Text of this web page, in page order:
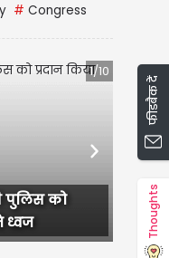
# Congress
1/10
नई दिल्ली में आईआईटी
57वें दीक्षांत समारोह के...
Next
फीडबैक दें
Thoughts